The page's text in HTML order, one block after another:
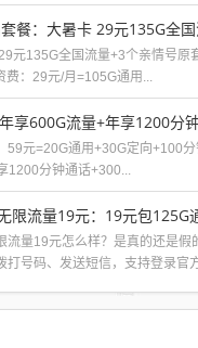
餐：大暑卡 29元135G全
元135G全国流量+3个亲情号原
费：29元/月=105G通用...
59元=20G通用+30G定向+100
1200分钟通话+300...
限流量19元：19元包125G
流量19元怎么样？是真的还是假
打号码、发送短信，支持登录官